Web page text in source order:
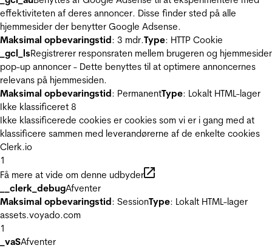
effektiviteten af deres annoncer. Disse finder sted på alle
hjemmesider der benytter Google Adsense.
Maksimal opbevaringstid: 3 mdr.Type: HTTP Cookie
_gcl_lsRegistrerer responsraten mellem brugeren og
pop-up annoncer - Dette benyttes til at optimere annoncernes
relevans på hjemmesiden.
Maksimal opbevaringstid: PermanentType: Lokalt HTML-lager
Ikke klassificeret 8
Ikke klassificerede cookies er cookies som vi er i gang med at
klassificere sammen med leverandørerne af de enkelte cookies
Clerk.io
1
Få mere at vide om denne udbyder
__clerk_debugAfventer
Maksimal opbevaringstid: SessionType: Lokalt HTML-lager
assets.voyado.com
1
_vaSAfventer